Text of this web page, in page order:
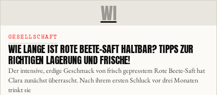
WI
GESELLSCHAFT
WIE LANGE IST ROTE BEETE-SAFT HALTBAR? TIPPS ZUR
RICHTIGEN LAGERUNG UND FRISCHE!
Der intensive, erdige Geschmack von frisch gepresstem Rote Beete-Saft hat
Clara zunächst überrascht. Nach ihrem ersten Schluck vor drei Monaten
trinkt sie